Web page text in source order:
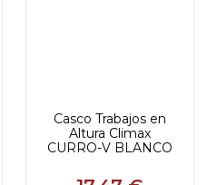
Casco Trabajos en
Altura Climax
CURRO-V BLANCO